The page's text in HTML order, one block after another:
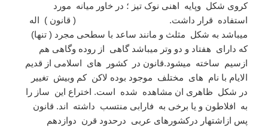
کروی شکل وپایه اهنی نوک تیز ؛ در خاور میانه مورد
استفاده قرار داشت. ( قانون ) اله
میباشد به شکل مثلث و مانند ساعد با سطحی مجرد ( تنها)
که دارای هفتاد و دو وتر میباشد گاهی از روده وگاهی هم
ازسیم ساخته میشود.قانون در کشور های اسلامی از قدیم
الایام با نام های مختلف موجود بوده لاکن کم وبیش تغییر
در شکل ظاهری ان مشاهده شده است. اختراع این ساز را
به افلاطون و یا برخی به فارابی منتسب داشته اند. قانون
پس ازاشتهار درکشورهای عربی درحدود قرن دوازدهم